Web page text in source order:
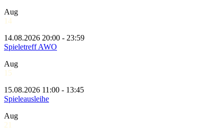
Aug
14
14.08.2026 20:00 - 23:59
Spieletreff AWO
Aug
15
15.08.2026 11:00 - 13:45
Spieleausleihe
Aug
21